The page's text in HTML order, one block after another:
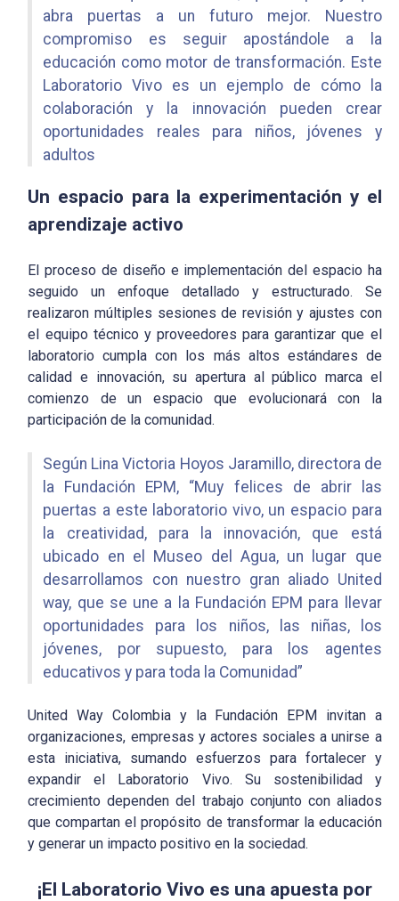
abra puertas a un futuro mejor. Nuestro
compromiso es seguir apostándole a la
educación como motor de transformación. Este
Laboratorio Vivo es un ejemplo de cómo la
colaboración y la innovación pueden crear
oportunidades reales para niños, jóvenes y
adultos
Un espacio para la experimentación y el
aprendizaje activo
El proceso de diseño e implementación del espacio ha
seguido un enfoque detallado y estructurado. Se
realizaron múltiples sesiones de revisión y ajustes con
el equipo técnico y proveedores para garantizar que el
laboratorio cumpla con los más altos estándares de
calidad e innovación, su apertura al público marca el
comienzo de un espacio que evolucionará con la
participación de la comunidad.
Según Lina Victoria Hoyos Jaramillo, directora de
la Fundación EPM, “Muy felices de abrir las
puertas a este laboratorio vivo, un espacio para
la creatividad, para la innovación, que está
ubicado en el Museo del Agua, un lugar que
desarrollamos con nuestro gran aliado United
way, que se une a la Fundación EPM para llevar
oportunidades para los niños, las niñas, los
jóvenes, por supuesto, para los agentes
educativos y para toda la Comunidad”
United Way Colombia y la Fundación EPM invitan a
organizaciones, empresas y actores sociales a unirse a
esta iniciativa, sumando esfuerzos para fortalecer y
expandir el Laboratorio Vivo. Su sostenibilidad y
crecimiento dependen del trabajo conjunto con aliados
que compartan el propósito de transformar la educación
y generar un impacto positivo en la sociedad.
¡El Laboratorio Vivo es una apuesta por